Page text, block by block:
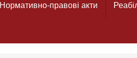
Нормативно-правові акти